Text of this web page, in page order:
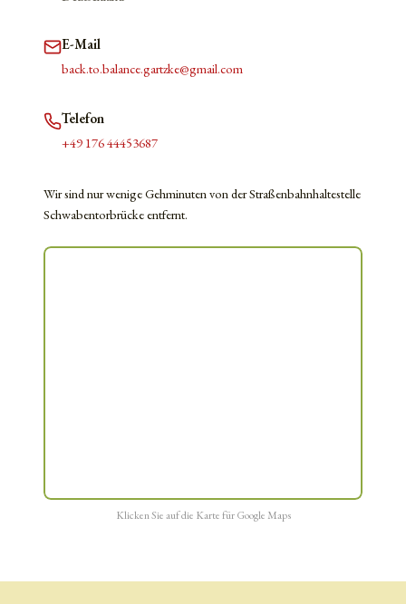
E-Mail
back.to.balance.gartzke@gmail.com
Telefon
+49 176 44453687
Wir sind nur wenige Gehminuten von der Straßenbahnhaltestelle
Schwabentorbrücke entfernt.
Klicken Sie auf die Karte für Google Maps